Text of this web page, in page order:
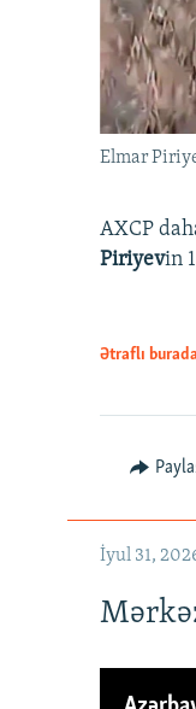
Elmar
AXCP
Piriyevin
Ətraflı
İyul 31,